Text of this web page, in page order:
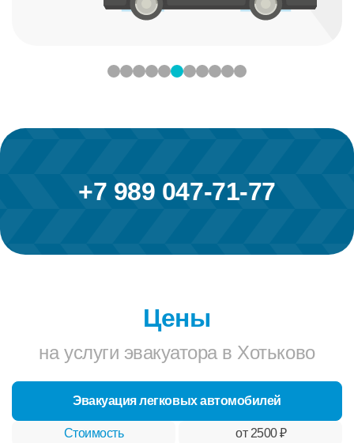
+7 989 047-71-77
Цены
на услуги эвакуатора в Хотьково
Эвакуация легковых автомобилей
от 2500 ₽